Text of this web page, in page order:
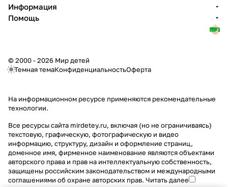
Информация
Помощь
© 2000 - 2026 Мир детей
Темная темаКонфиденциальностьОферта
На информационном ресурсе применяются рекомендательные
технологии.
Все ресурсы сайта mirdetey.ru, включая (но не ограничиваясь)
текстовую, графическую, фотографическую и видео
информацию, структуру, дизайн и оформление страниц,
доменное имя, фирменное наименование являются объектами
авторского права и прав на интеллектуальную собственность,
защищены российским законодательством и международными
соглашениями об охране авторских прав. Читать далее